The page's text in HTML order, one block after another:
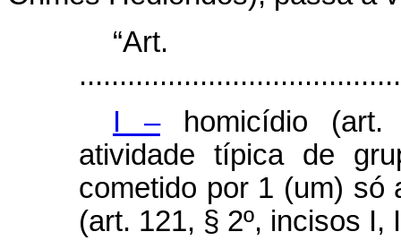
I –homicídio (art.
atividade típica de
cometido por 1 (um) só
(art. 121, § 2º, incisos I,